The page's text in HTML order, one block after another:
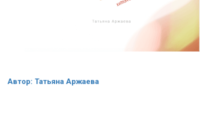
Автор: Татьяна Аржаева